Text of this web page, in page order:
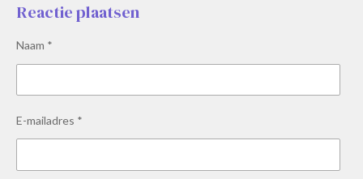
Reactie plaatsen
Naam *
E-mailadres *